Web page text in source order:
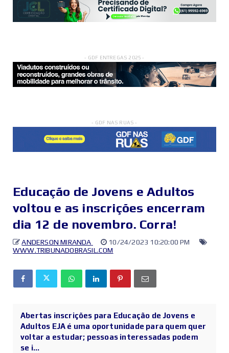
- GDF ENTREGAS 2025 -
- GDF NAS RUAS -
Educação de Jovens e Adultos
voltou e as inscrições encerram
dia 12 de novembro. Corra!
ANDERSON MIRANDA
10/24/2023 10:20:00 PM
WWW.TRIBUNADOBRASIL.COM
Abertas inscrições para Educação de Jovens e
Adultos EJA é uma oportunidade para quem quer
voltar a estudar; pessoas interessadas podem
se i...